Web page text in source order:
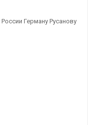
Герману Русанову